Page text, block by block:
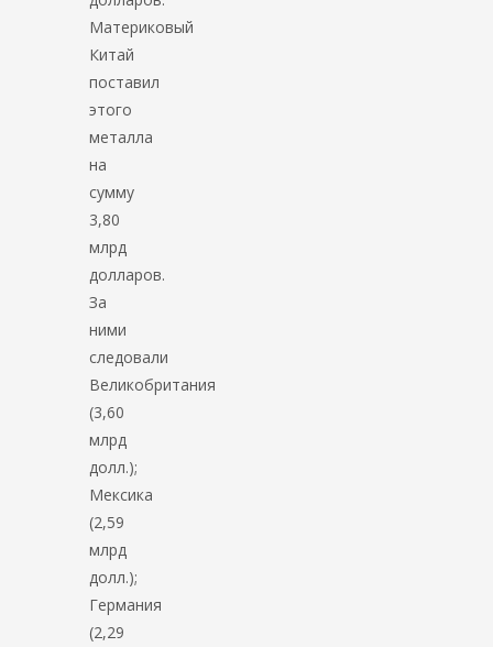
Материковый
Китай
поставил
этого
металла
на
сумму
3,80
млрд
долларов.
За
ними
следовали
Великобритания
(3,60
млрд
долл.);
Мексика
(2,59
млрд
долл.);
Германия
(2,29